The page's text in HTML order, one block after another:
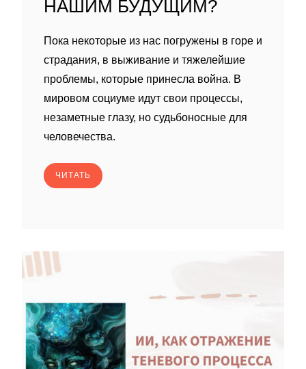
НАШИМ БУДУЩИМ?
Пока некоторые из нас погружены в горе и
страдания, в выживание и тяжелейшие
проблемы, которые принесла война. В
мировом социуме идут свои процессы,
незаметные глазу, но судьбоносные для
человечества.
ЧИТАТЬ